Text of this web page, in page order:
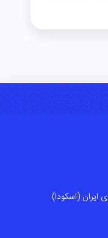
ایران (اسکودا)